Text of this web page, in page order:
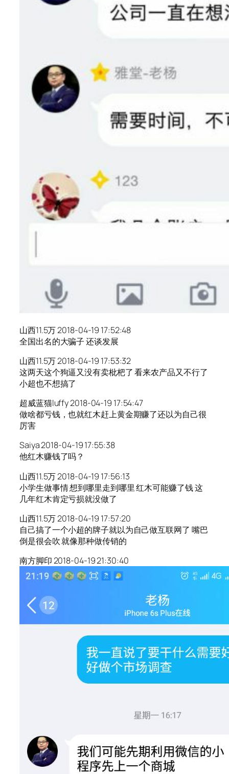
山西11.5万 2018-04-19 17:52:48
全国出名的大骗子 还谈发展
山西11.5万 2018-04-19 17:53:32
这两天这个狗逼又没有卖枇杷了 看来农产品又不行了
小超也不想搞了
超威蓝猫luffy 2018-04-19 17:54:47
做啥都亏钱，也就红木赶上黄金期赚了还以为自己很
厉害
Saiya 2018-04-19 17:55:38
他红木赚钱了吗？
山西11.5万 2018-04-19 17:56:13
小学生做事情 想到哪里走到哪里 红木可能赚了钱 这
几年红木肯定亏损就没做了
山西11.5万 2018-04-19 17:57:20
自己搞了一个小超的牌子就以为自己做互联网了 嘴巴
倒是很会吹 就像那种做传销的
南方脚印 2018-04-19 21:30:40